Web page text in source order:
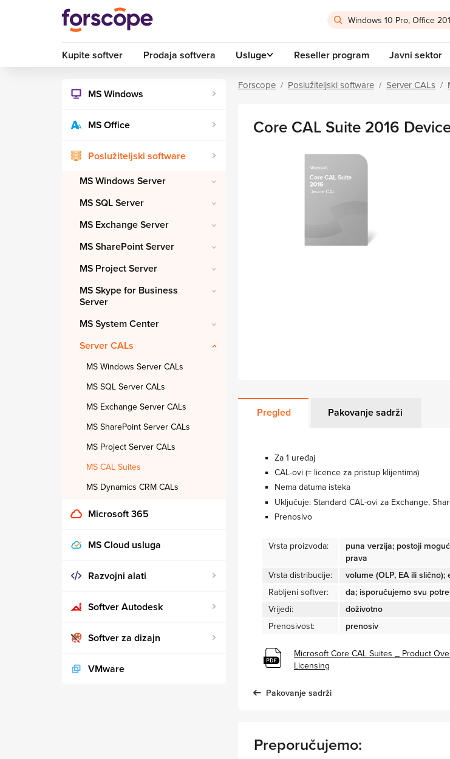
Kupite softver Prodaja softvera Usluge Reseller program Javni sektor
MS Windows
MS Office
Poslužiteljski software
MS Windows Server
MS SQL Server
MS Exchange Server
MS SharePoint Server
MS Project Server
MS Skype for Business
Server
MS System Center
Server CALs
MS Windows Server CALs
MS SQL Server CALs
MS Exchange Server CALs
MS SharePoint Server CALs
MS Project Server CALs
MS CAL Suites
MS Dynamics CRM CALs
Microsoft 365
MS Cloud usluga
Razvojni alati
Softver Autodesk
Softver za dizajn
VMware
Forscope Poslužiteljski software Server CALs
Core CAL Suite 2016
Pregled Pakovanje sadrži
Za 1 uređaj
CAL-ovi (= licence za pristup klijentima)
Nema datuma isteka
Uključuje: Standard CAL-ovi za Exchange,
Prenosivo
Vrsta proizvoda:
puna verzija; postoji
prava
Vrsta distribucije:
volume (OLP, EA ili
Rabljeni softver:
da; isporučujemo svu
Vrijedi:
doživotno
Prenosivost:
prenosiv
Microsoft Core CAL Suites _ Product
Licensing
Pakovanje sadrži
Preporučujemo: